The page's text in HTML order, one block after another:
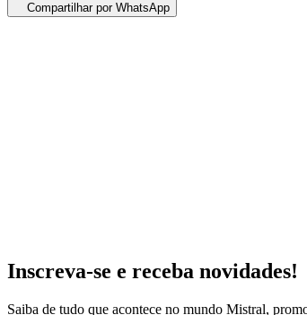
Compartilhar por WhatsApp
R$ 4.811,24
Inscreva-se e receba novidades!
Saiba de tudo que acontece no mundo Mistral,